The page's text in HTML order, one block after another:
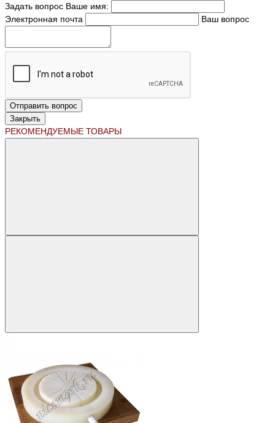
Задать вопрос Ваше имя:
Электронная почта
Ваш вопрос
Отправить вопрос
Закрыть
РЕКОМЕНДУЕМЫЕ ТОВАРЫ